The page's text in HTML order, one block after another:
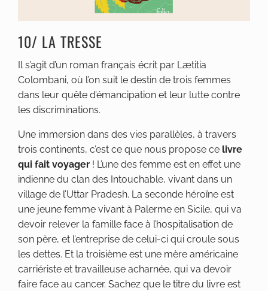
10/ LA TRESSE
Il s’agit d’un roman français écrit par Lætitia
Colombani, où l’on suit le destin de trois femmes
dans leur quête d’émancipation et leur lutte contre
les discriminations.
Une immersion dans des vies parallèles, à travers
trois continents, c’est ce que nous propose ce livre
qui fait voyager ! L’une des femme est en effet une
indienne du clan des Intouchable, vivant dans un
village de l’Uttar Pradesh. La seconde héroïne est
une jeune femme vivant à Palerme en Sicile, qui va
devoir relever la famille face à l’hospitalisation de
son père, et l’entreprise de celui-ci qui croule sous
les dettes. Et la troisième est une mère américaine
carriériste et travailleuse acharnée, qui va devoir
faire face au cancer. Sachez que le titre du livre est